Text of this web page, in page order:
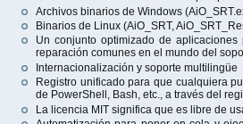
Archivos binarios de Windows
Binarios de Linux (AiO_SRT,
Un conjunto optimizado de
reparación comunes en el mundo del
Internacionalización y soporte multilingüe
Registro unificado para que cualquiera
de PowerShell, Bash, etc., a través del
La licencia MIT significa que es libre de